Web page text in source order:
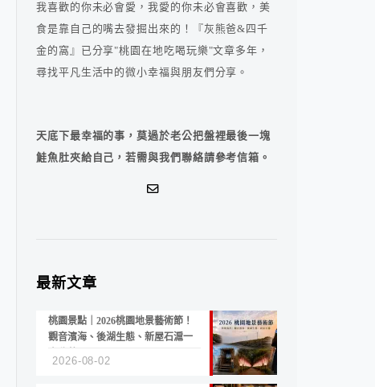
我喜歡的你未必會愛，我愛的你未必會喜歡，美
食是靠自己的嘴去發掘出來的！『灰熊爸&四千
金的窩』已分享"桃園在地吃喝玩樂"文章多年，
尋找平凡生活中的微小幸福與朋友們分享。
天底下最幸福的事，莫過於老公把盤裡最後一塊
鮭魚肚夾給自己，若需與我們聯絡請參考信箱。
最新文章
桃園景點｜2026桃園地景藝術節！
觀音濱海、後湖生態、新屋石滬一
2026-08-02